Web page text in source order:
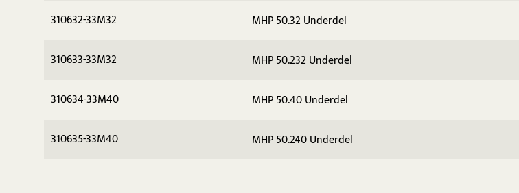
310632-33M32 MHP 50.32 Underdel
310633-33M32 MHP 50.232 Underdel
310634-33M40 MHP 50.40 Underdel
310635-33M40 MHP 50.240 Underdel